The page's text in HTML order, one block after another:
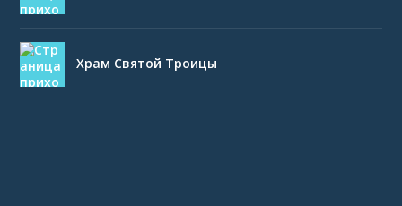
Храм Святой Троицы